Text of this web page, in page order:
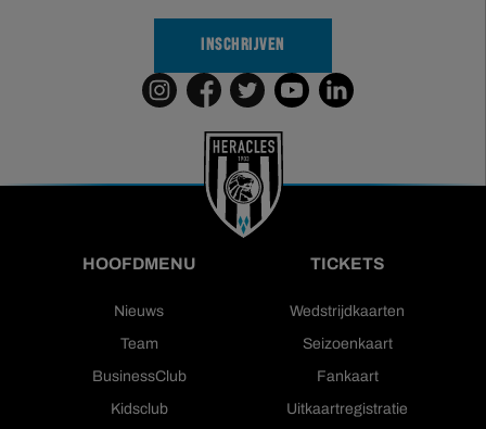
INSCHRIJVEN
HOOFDMENU
Nieuws
Team
BusinessClub
Kidsclub
TICKETS
Wedstrijdkaarten
Seizoenkaart
Fankaart
Uitkaartregistratie